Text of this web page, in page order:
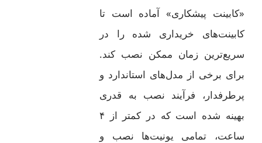
«کابینت پیشکاری» آماده است تا
کابینت‌های خریداری شده را در
سریع‌ترین زمان ممکن نصب کند.
برای برخی از مدل‌های استاندارد و
پرطرفدار، فرآیند نصب به قدری
بهینه شده است که در کمتر از ۴
ساعت، تمامی یونیت‌ها نصب و